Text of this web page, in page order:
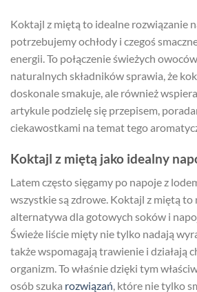
Koktajl z miętą to idealne rozwiązanie
potrzebujemy ochłody i czegoś
energii. To połączenie świeżych
naturalnych składników sprawia, że
doskonale smakuje, ale również
artykule podzielę się przepisem,
ciekawostkami na temat tego
Koktajl z miętą jako idealny
Latem często sięgamy po napoje z
wszystkie są zdrowe. Koktajl z miętą to
alternatywa dla gotowych soków i
Świeże liście mięty nie tylko nadają
także wspomagają trawienie i działają
organizm. To właśnie dzięki tym
osób szuka rozwiązań, które nie tylko